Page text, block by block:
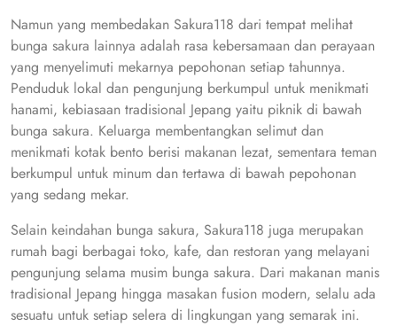
Namun yang membedakan Sakura118 dari tempat melihat
bunga sakura lainnya adalah rasa kebersamaan dan perayaan
yang menyelimuti mekarnya pepohonan setiap tahunnya.
Penduduk lokal dan pengunjung berkumpul untuk menikmati
hanami, kebiasaan tradisional Jepang yaitu piknik di bawah
bunga sakura. Keluarga membentangkan selimut dan
menikmati kotak bento berisi makanan lezat, sementara teman
berkumpul untuk minum dan tertawa di bawah pepohonan
yang sedang mekar.
Selain keindahan bunga sakura, Sakura118 juga merupakan
rumah bagi berbagai toko, kafe, dan restoran yang melayani
pengunjung selama musim bunga sakura. Dari makanan manis
tradisional Jepang hingga masakan fusion modern, selalu ada
sesuatu untuk setiap selera di lingkungan yang semarak ini.